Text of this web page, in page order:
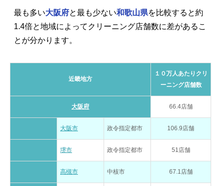
最も多い大阪府と最も少ない和歌山県を比較すると約
1.4倍と地域によってクリーニング店舗数に差があるこ
とが分かります。
近畿地方
１０万人あたりクリ
ーニング店舗数
大阪府 66.4店舗
大阪市 政令指定都市 106.9店舗
堺市 政令指定都市 51店舗
高槻市 中核市 67.1店舗